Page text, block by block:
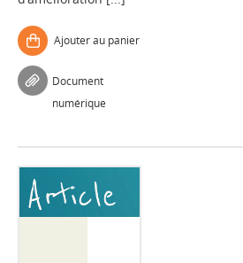
Ajouter au panier
Document
numérique